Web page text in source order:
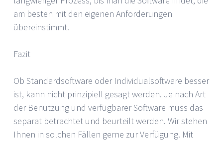
am besten mit den eigenen Anforderungen
übereinstimmt.
Fazit
Ob Standardsoftware oder Individualsoftware besser
ist, kann nicht prinzipiell gesagt werden. Je nach Art
der Benutzung und verfügbarer Software muss das
separat betrachtet und beurteilt werden. Wir stehen
Ihnen in solchen Fällen gerne zur Verfügung. Mit